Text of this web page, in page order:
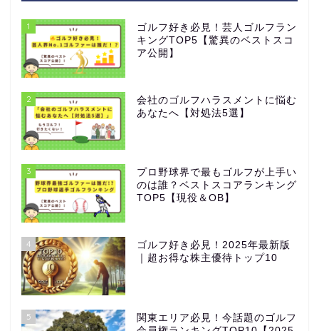
1
ゴルフ好き必見！芸人ゴルフラン
キングTOP5【驚異のベストスコ
ア公開】
2
会社のゴルフハラスメントに悩む
あなたへ【対処法5選】
3
プロ野球界で最もゴルフが上手い
のは誰？ベストスコアランキング
TOP5【現役＆OB】
4
ゴルフ好き必見！2025年最新版
｜超お得な株主優待トップ10
5
関東エリア必見！今話題のゴルフ